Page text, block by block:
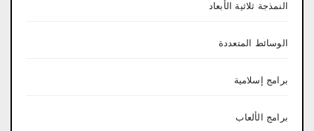
النمذجة ثلاثية الأبعاد
الوسائط المتعددة
برامج إسلامية
برامج الألعاب